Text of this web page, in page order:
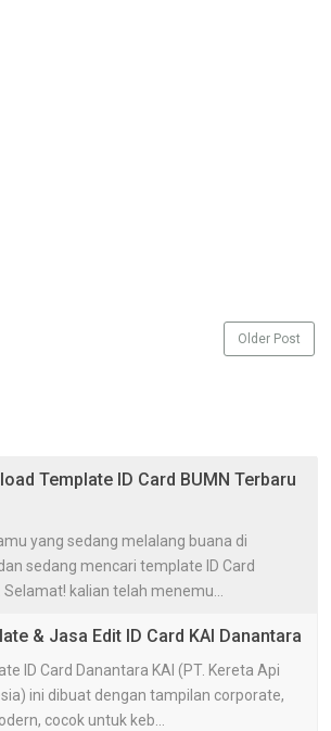
Older Post
Template ID Card BUMN Terbaru
yang sedang melalang buana di
sedang mencari template ID Card
kalian telah menemu...
& Jasa Edit ID Card KAI Danantara
ID Card Danantara KAI (PT. Kereta Api
ini dibuat dengan tampilan corporate,
cocok untuk keb...